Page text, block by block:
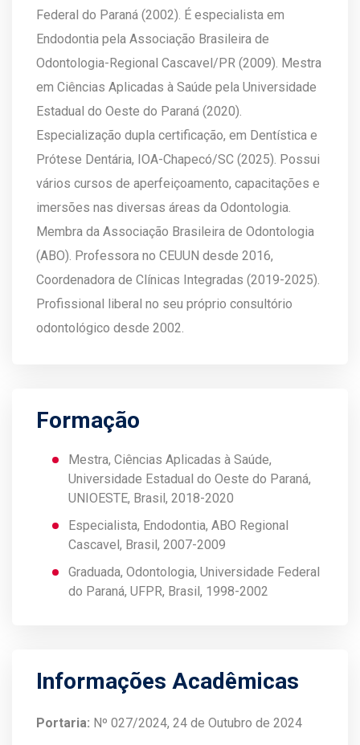
Federal do Paraná (2002). É especialista em
Endodontia pela Associação Brasileira de
Odontologia-Regional Cascavel/PR (2009). Mestra
em Ciências Aplicadas à Saúde pela Universidade
Estadual do Oeste do Paraná (2020).
Especialização dupla certificação, em Dentística e
Prótese Dentária, IOA-Chapecó/SC (2025). Possui
vários cursos de aperfeiçoamento, capacitações e
imersões nas diversas áreas da Odontologia.
Membra da Associação Brasileira de Odontologia
(ABO). Professora no CEUUN desde 2016,
Coordenadora de Clínicas Integradas (2019-2025).
Profissional liberal no seu próprio consultório
odontológico desde 2002.
Formação
Mestra, Ciências Aplicadas à Saúde,
Universidade Estadual do Oeste do Paraná,
UNIOESTE, Brasil, 2018-2020
Especialista, Endodontia, ABO Regional
Cascavel, Brasil, 2007-2009
Graduada, Odontologia, Universidade Federal
do Paraná, UFPR, Brasil, 1998-2002
Informações Acadêmicas
Portaria: Nº 027/2024, 24 de Outubro de 2024